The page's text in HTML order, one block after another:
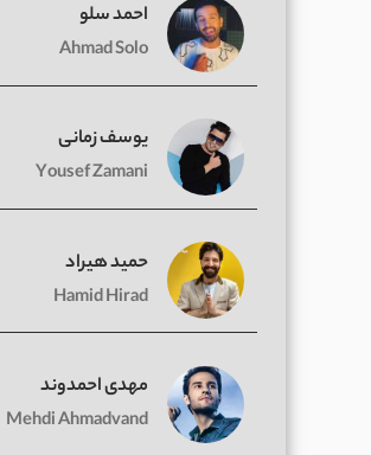
احمد سلو
Ahmad Solo
یوسف زمانی
Yousef Zamani
حمید هیراد
Hamid Hirad
مهدی احمدوند
Mehdi Ahmadvand